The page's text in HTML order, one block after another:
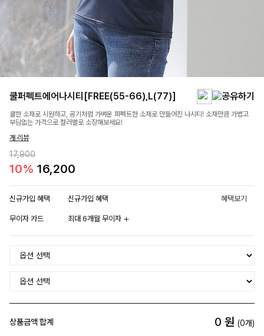
쿨퍼펙트에어나시티[FREE(55-66),L(77)]
쿨한 소재로 시원하고, 공기처럼 가벼운 퍼펙트한 소재로 만들어진 나시티! 소재만큼 가볍고
부담없는 가격으로 컬러별로 소장해보세요!
개 리뷰
17,900
10% 16,200
신규가입 혜택 신규가입 혜택 혜택보기
무이자 카드 최대 6개월 무이자
상품금액 합계 0 원 (0개)